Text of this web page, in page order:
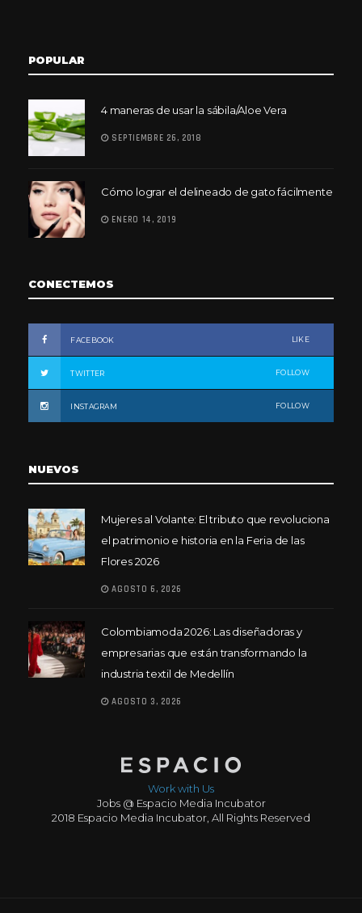
POPULAR
4 maneras de usar la sábila/Aloe Vera
SEPTIEMBRE 26, 2018
Cómo lograr el delineado de gato fácilmente
ENERO 14, 2019
CONECTEMOS
FACEBOOK LIKE
TWITTER FOLLOW
INSTAGRAM FOLLOW
NUEVOS
Mujeres al Volante: El tributo que revoluciona
el patrimonio e historia en la Feria de las
Flores 2026
AGOSTO 6, 2026
Colombiamoda 2026: Las diseñadoras y
empresarias que están transformando la
industria textil de Medellín
AGOSTO 3, 2026
Work with Us
Jobs @ Espacio Media Incubator
2018 Espacio Media Incubator, All Rights Reserved